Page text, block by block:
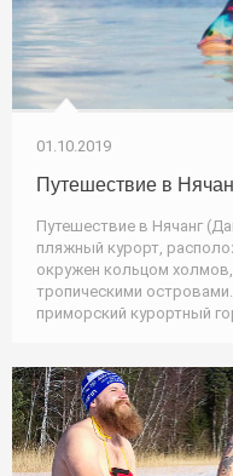
01.10.2019
Путешествие в
Путешествие в Нячанг
пляжный курорт,
окружен кольцом
тропическими
приморский курортный